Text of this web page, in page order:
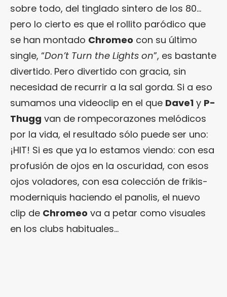
sobre todo, del tinglado sintero de los 80…
pero lo cierto es que el rollito paródico que
se han montado Chromeo con su último
single, “Don’t Turn the Lights on”, es bastante
divertido. Pero divertido con gracia, sin
necesidad de recurrir a la sal gorda. Si a eso
sumamos una videoclip en el que Dave1 y P-
Thugg van de rompecorazones melódicos
por la vida, el resultado sólo puede ser uno:
¡HIT! Si es que ya lo estamos viendo: con esa
profusión de ojos en la oscuridad, con esos
ojos voladores, con esa colección de frikis-
moderniquis haciendo el panolis, el nuevo
clip de Chromeo va a petar como visuales
en los clubs habituales…